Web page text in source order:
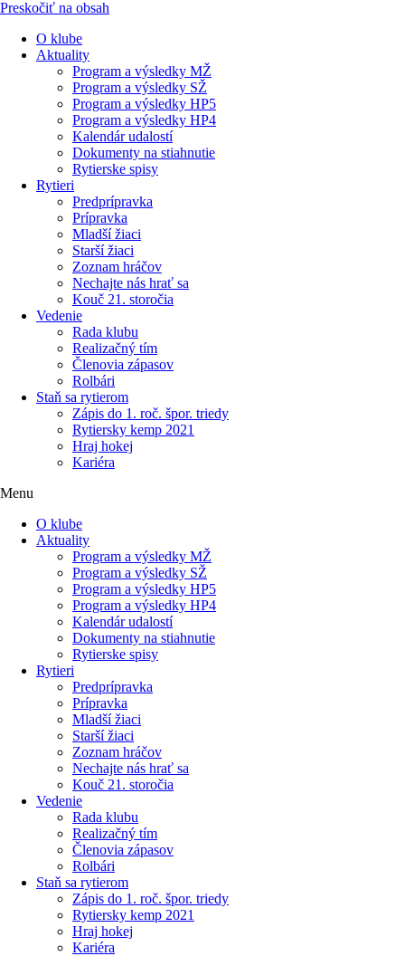
Preskočiť na obsah
O klube
Aktuality
Program a výsledky MŽ
Program a výsledky SŽ
Program a výsledky HP5
Program a výsledky HP4
Kalendár udalostí
Dokumenty na stiahnutie
Rytierske spisy
Rytieri
Predprípravka
Prípravka
Mladší žiaci
Starší žiaci
Zoznam hráčov
Nechajte nás hrať sa
Kouč 21. storočia
Vedenie
Rada klubu
Realizačný tím
Členovia zápasov
Rolbári
Staň sa rytierom
Zápis do 1. roč. špor. triedy
Rytiersky kemp 2021
Hraj hokej
Kariéra
Menu
O klube
Aktuality
Program a výsledky MŽ
Program a výsledky SŽ
Program a výsledky HP5
Program a výsledky HP4
Kalendár udalostí
Dokumenty na stiahnutie
Rytierske spisy
Rytieri
Predprípravka
Prípravka
Mladší žiaci
Starší žiaci
Zoznam hráčov
Nechajte nás hrať sa
Kouč 21. storočia
Vedenie
Rada klubu
Realizačný tím
Členovia zápasov
Rolbári
Staň sa rytierom
Zápis do 1. roč. špor. triedy
Rytiersky kemp 2021
Hraj hokej
Kariéra